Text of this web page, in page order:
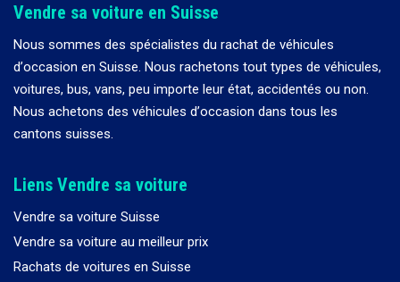
Vendre sa voiture en Suisse
Nous sommes des spécialistes du rachat de véhicules
d’occasion en Suisse. Nous rachetons tout types de véhicules,
voitures, bus, vans, peu importe leur état, accidentés ou non.
Nous achetons des véhicules d’occasion dans tous les
cantons suisses.
Liens Vendre sa voiture
Vendre sa voiture Suisse
Vendre sa voiture au meilleur prix
Rachats de voitures en Suisse